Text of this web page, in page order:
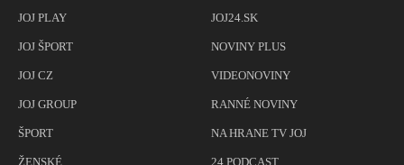
JOJ PLAY
JOJ ŠPORT
JOJ CZ
JOJ GROUP
ŠPORT
ŽENSKÉ
JOJ24.SK
NOVINY PLUS
VIDEONOVINY
RANNÉ NOVINY
NA HRANE TV JOJ
24 PODCAST